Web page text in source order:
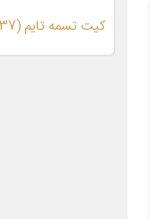
کیت تسمه تایم (37)